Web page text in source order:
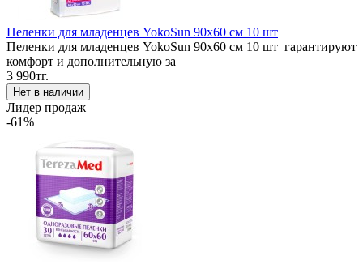
Пеленки для младенцев YokoSun 90x60 см 10 шт
Пеленки для младенцев YokoSun 90x60 см 10 шт гарантируют
комфорт и дополнительную за
3 990тг.
Лидер продаж
-61%